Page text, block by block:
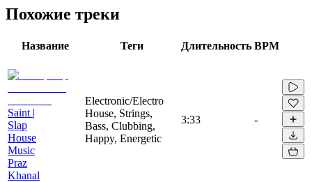
Похожие треки
Название Теги Длительность BPM
Saint |
Slap
House
Music
Praz
Khanal
Electronic/Electro
House, Strings,
Bass, Clubbing,
Happy, Energetic
3:33 -